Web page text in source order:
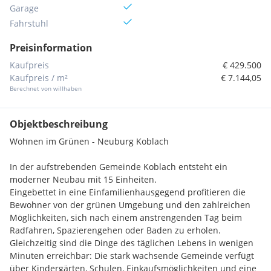
Garage
Fahrstuhl
Preisinformation
Kaufpreis
€ 429.500
Kaufpreis / m²
Berechnet von willhaben
€ 7.144,05
Objektbeschreibung
Wohnen im Grünen - Neuburg Koblach
In der aufstrebenden Gemeinde Koblach entsteht ein
moderner Neubau mit 15 Einheiten.
Eingebettet in eine Einfamilienhausgegend profitieren die
Bewohner von der grünen Umgebung und den zahlreichen
Möglichkeiten, sich nach einem anstrengenden Tag beim
Radfahren, Spazierengehen oder Baden zu erholen.
Gleichzeitig sind die Dinge des täglichen Lebens in wenigen
Minuten erreichbar: Die stark wachsende Gemeinde verfügt
über Kindergärten, Schulen, Einkaufsmöglichkeiten und eine